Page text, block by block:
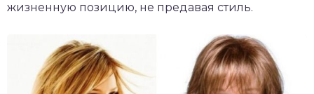
жизненную позицию, не предавая стиль.